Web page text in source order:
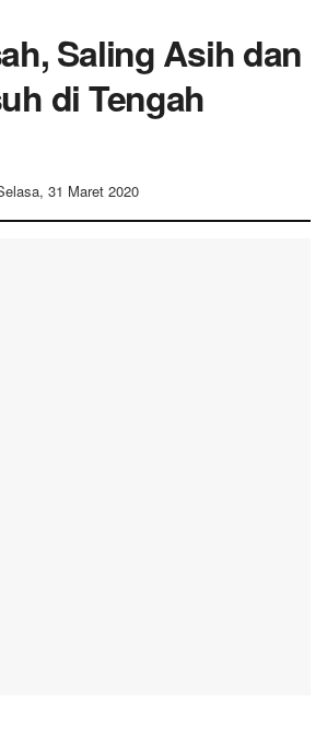
Saling Asih dan
di Tengah
31 Maret 2020